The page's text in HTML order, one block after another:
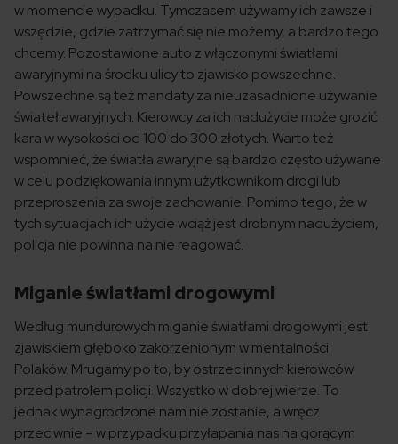
w momencie wypadku. Tymczasem używamy ich zawsze i
wszędzie, gdzie zatrzymać się nie możemy, a bardzo tego
chcemy. Pozostawione auto z włączonymi światłami
awaryjnymi na środku ulicy to zjawisko powszechne.
Powszechne są też mandaty za nieuzasadnione używanie
świateł awaryjnych. Kierowcy za ich nadużycie może grozić
kara w wysokości od 100 do 300 złotych. Warto też
wspomnieć, że światła awaryjne są bardzo często używane
w celu podziękowania innym użytkownikom drogi lub
przeproszenia za swoje zachowanie. Pomimo tego, że w
tych sytuacjach ich użycie wciąż jest drobnym nadużyciem,
policja nie powinna na nie reagować.
Miganie światłami drogowymi
Według mundurowych miganie światłami drogowymi jest
zjawiskiem głęboko zakorzenionym w mentalności
Polaków. Mrugamy po to, by ostrzec innych kierowców
przed patrolem policji. Wszystko w dobrej wierze. To
jednak wynagrodzone nam nie zostanie, a wręcz
przeciwnie – w przypadku przyłapania nas na gorącym